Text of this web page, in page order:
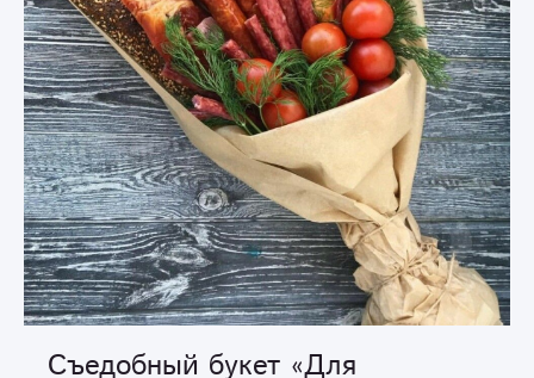
Съедобный букет «Для